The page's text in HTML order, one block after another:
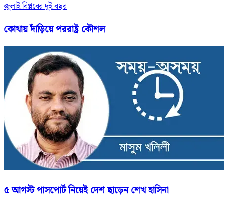
জুলাই বিপ্লবের দুই বছর
কোথায় দাঁড়িয়ে পররাষ্ট্র কৌশল
৫ আগস্ট পাসপোর্ট নিয়েই দেশ ছাড়েন শেখ হাসিনা